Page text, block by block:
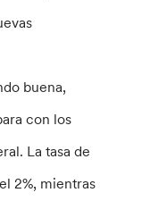
buena,
con los
La tasa de
2%, mientras